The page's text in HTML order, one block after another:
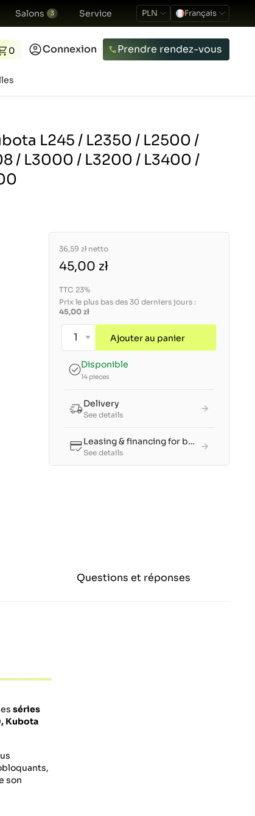
Salons 3 Service PLN Français
0 Connexion Prendre rendez-vous
L245 / L2350 / L2500 /
/ L3000 / L3200 / L3400 /
36,59 zł netto
45,00 zł
TTC 23%
Prix le plus bas des 30 derniers jours :
45,00 zł
Ajouter au panier
Disponible
14 pieces
Delivery
See details
Leasing & financing for businesses
See details
Questions et réponses
séries
Kubota
son